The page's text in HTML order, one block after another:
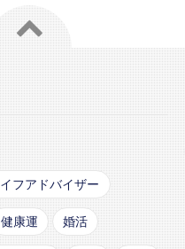
フアドバイザー
健康運 婚活